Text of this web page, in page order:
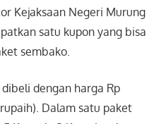
Kejaksaan Negeri Murung
satu kupon yang bisa
sembako.
dengan harga Rp
Dalam satu paket